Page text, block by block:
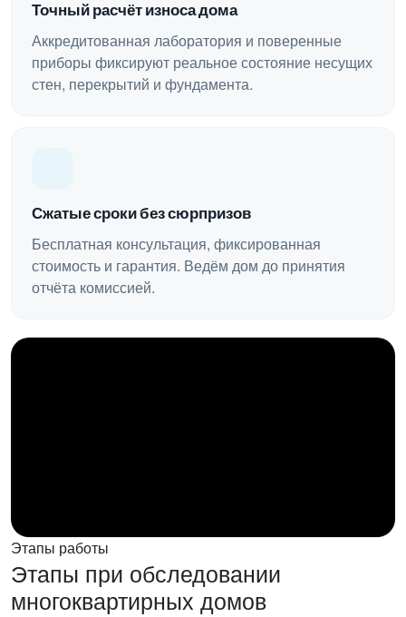
Точный расчёт износа дома
Аккредитованная лаборатория и поверенные
приборы фиксируют реальное состояние несущих
стен, перекрытий и фундамента.
Сжатые сроки без сюрпризов
Бесплатная консультация, фиксированная
стоимость и гарантия. Ведём дом до принятия
отчёта комиссией.
Этапы работы
Этапы при обследовании
многоквартирных домов